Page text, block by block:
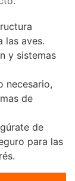
las aves.
y sistemas
necesario,
de
de
para las